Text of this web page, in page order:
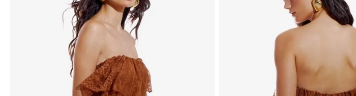
calca
saia
conjunto